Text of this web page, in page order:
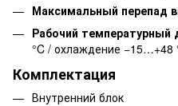
Максимальный перепад
Рабочий температурный
°C / охлаждение −15…+48
Комплектация
Внутренний блок